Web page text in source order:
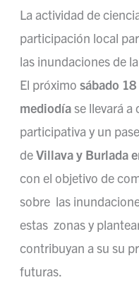
La actividad de
participación local
las inundaciones de
El próximosábado
mediodía se llevará
participativa y un
deVillava y Burlada
con el objetivo de
sobre las
estas zonas y
contribuyan a su su
futuras.